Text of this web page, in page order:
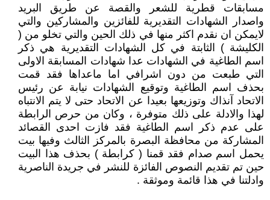
مسابقات قطرية للشعر والقصة عن طريق البريد
واصدار الشهادات التقديرية للفائزين والمشاركين والتي
لايمكن ان نقدم اكثر منها في ذلك الحين والتي تخلو من (
الكليشة ) الثابتة في كل الشهادات التقديرية هي ذكر
اسم الطاغية في الشهادات عدا شهادات المسابقة الاولى
التي طبعت من دون اشرافي اما ماعداها فقد قمت
بحذف اسم الطاغية وتوقيع الشهادات نيابة عن رئيس
الاتحاد آنذاك وتوزيعها بعيدا عن الاتحاد حتى لا يتم الانتباه
لهذا والادلة على ذلك متوفرة ، وكان من حرص الرابطة
على عدم ذكر اسم الطاغية فقد فازت احدى القصائد
المشاركة من محافظة البصرة بالمركز الثالث وفيها بيت
يحمل اسم صدام فقد قمنا ( كرابطة ) بحذف هذا البيت
حين تم تقديم النصوص الفائزة للنشر في جريدة الناصرية
وادلتنا في هذا قائمة وموثقة .